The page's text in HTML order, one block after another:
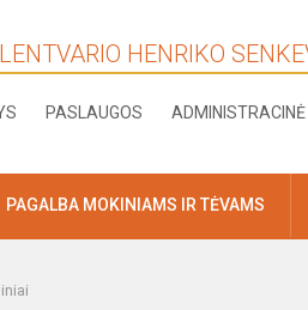
HENRIKO
PASLAUGOS
PAGALBA MOKINIAMS IR TĖVAMS